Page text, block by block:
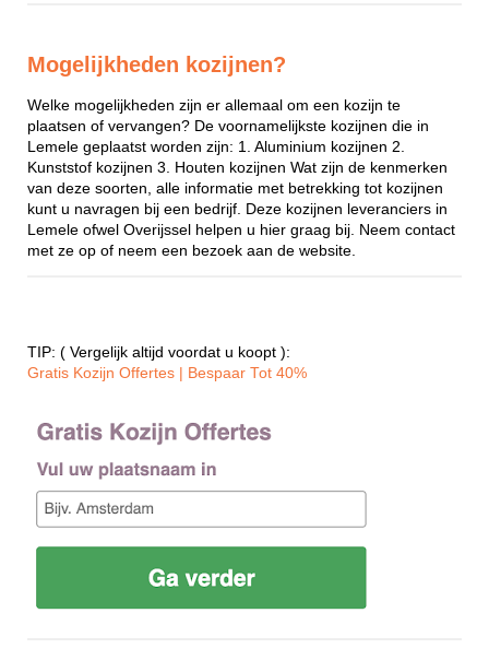
Mogelijkheden kozijnen?
Welke mogelijkheden zijn er allemaal om een kozijn te
plaatsen of vervangen? De voornamelijkste kozijnen die in
Lemele geplaatst worden zijn: 1. Aluminium kozijnen 2.
Kunststof kozijnen 3. Houten kozijnen Wat zijn de kenmerken
van deze soorten, alle informatie met betrekking tot kozijnen
kunt u navragen bij een bedrijf. Deze kozijnen leveranciers in
Lemele ofwel Overijssel helpen u hier graag bij. Neem contact
met ze op of neem een bezoek aan de website.
TIP: ( Vergelijk altijd voordat u koopt ):
Gratis Kozijn Offertes | Bespaar Tot 40%‎